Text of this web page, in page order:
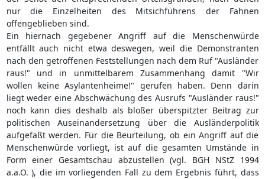
nur die Einzelheiten des Mitsichführens der Fahnen
offengeblieben sind.
Ein hiernach gegebener Angriff auf die Menschenwürde
entfällt auch nicht etwa deswegen, weil die Demonstranten
nach den getroffenen Feststellungen nach dem Ruf "Ausländer
raus!" und in unmittelbarem Zusammenhang damit "Wir
wollen keine Asylantenheime!" gerufen haben. Denn darin
liegt weder eine Abschwächung des Ausrufs "Ausländer raus!"
noch kann dies deshalb als bloßer überspitzter Beitrag zur
politischen Auseinandersetzung über die Ausländerpolitik
aufgefaßt werden. Für die Beurteilung, ob ein Angriff auf die
Menschenwürde vorliegt, ist auf die gesamten Umstände in
Form einer Gesamtschau abzustellen (vgl. BGH NStZ 1994
a.a.O. ), die im vorliegenden Fall zu dem Ergebnis führt, dass